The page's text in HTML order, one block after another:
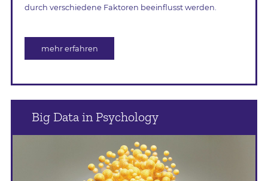
durch verschiedene Faktoren beeinflusst werden.
mehr erfahren
Big Data in Psychology